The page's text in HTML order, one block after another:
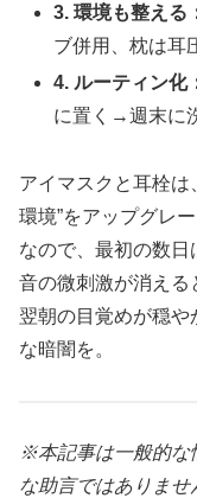
3. 環境も整える
ブ併用、枕は耳
4. ルーティン化
に置く→週末に
アイマスクと耳栓は
環境”をアップグレ
なので、最初の数日
音の微刺激が消える
翌朝の目覚めが穏
な暗闇を。
※本記事は一般的な
な助言ではありま